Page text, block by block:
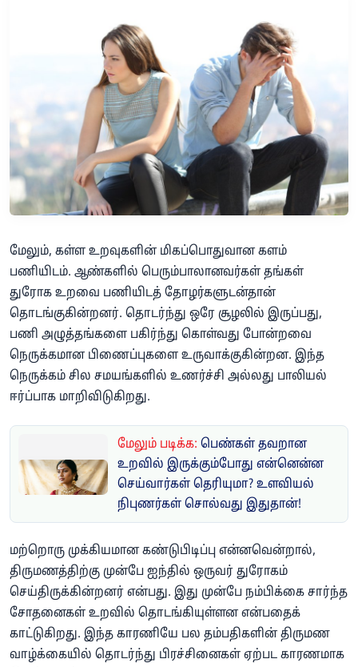
மேலும், கள்ள உறவுகளின் மிகப்பொதுவான களம்
பணியிடம். ஆண்களில் பெரும்பாலானவர்கள் தங்கள்
துரோக உறவை பணியிடத் தோழர்களுடன்தான்
தொடங்குகின்றனர். தொடர்ந்து ஒரே சூழலில் இருப்பது,
பணி அழுத்தங்களை பகிர்ந்து கொள்வது போன்றவை
நெருக்கமான பிணைப்புகளை உருவாக்குகின்றன. இந்த
நெருக்கம் சில சமயங்களில் உணர்ச்சி அல்லது பாலியல்
ஈர்ப்பாக மாறிவிடுகிறது.
மேலும் படிக்க: பெண்கள் தவறான
உறவில் இருக்கும்போது என்னென்ன
செய்வார்கள் தெரியுமா? உளவியல்
நிபுணர்கள் சொல்வது இதுதான்!
மற்றொரு முக்கியமான கண்டுபிடிப்பு என்னவென்றால்,
திருமணத்திற்கு முன்பே ஐந்தில் ஒருவர் துரோகம்
செய்திருக்கின்றனர் என்பது. இது முன்பே நம்பிக்கை சார்ந்த
சோதனைகள் உறவில் தொடங்கியுள்ளன என்பதைக்
காட்டுகிறது. இந்த காரணியே பல தம்பதிகளின் திருமண
வாழ்க்கையில் தொடர்ந்து பிரச்சினைகள் ஏற்பட காரணமாக